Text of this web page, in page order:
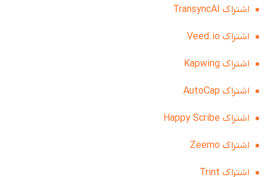
اشتراک TransyncAI
اشتراک Veed.io
اشتراک Kapwing
اشتراک AutoCap
اشتراک Happy Scribe
اشتراک Zeemo
اشتراک Trint